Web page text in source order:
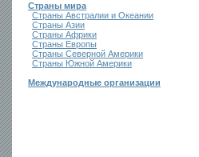
Страны мира
Страны Австралии и Океании
Страны Азии
Страны Африки
Страны Европы
Страны Северной Америки
Страны Южной Америки
Международные организации